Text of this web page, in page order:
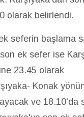
olarak belirlendi.
seferin başlama
ek sefer ise
23.45 olarak
Konak
ve 18.10'da